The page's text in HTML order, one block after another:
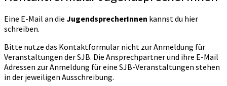
Eine E-Mail an die JugendsprecherInnen kannst du hier
schreiben.
Bitte nutze das Kontaktformular nicht zur Anmeldung für
Veranstaltungen der SJB. Die Ansprechpartner und ihre E-Mail
Adressen zur Anmeldung für eine SJB-Veranstaltungen stehen
in der jeweiligen Ausschreibung.